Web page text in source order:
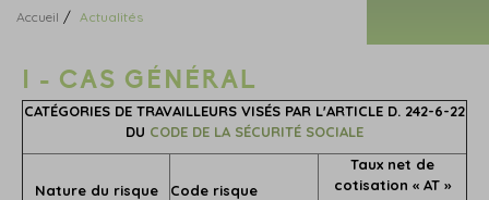
Accueil / Actualités
I - CAS GÉNÉRAL
CATÉGORIES DE TRAVAILLEURS VISÉS PAR L'ARTICLE D. 242-6-22
DU CODE DE LA SÉCURITÉ SOCIALE
Nature du risque Code risque
Taux net de
cotisation « AT »